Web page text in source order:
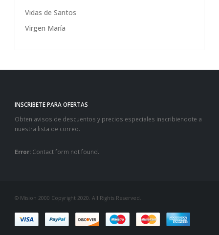
Vidas de Santos
Virgen María
INSCRIBETE PARA OFERTAS
Obten avisos de descuentos y precios especiales inscribiendote a
nuestra lista de correo.
Error: Contact form not found.
© Mision 2000 Copyright 2020. All Rights Reserved.